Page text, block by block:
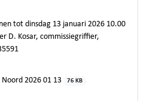
tot dinsdag 13 januari 2026 10.00
D. Kosar, commissiegriffier,
2026 01 13
76 KB